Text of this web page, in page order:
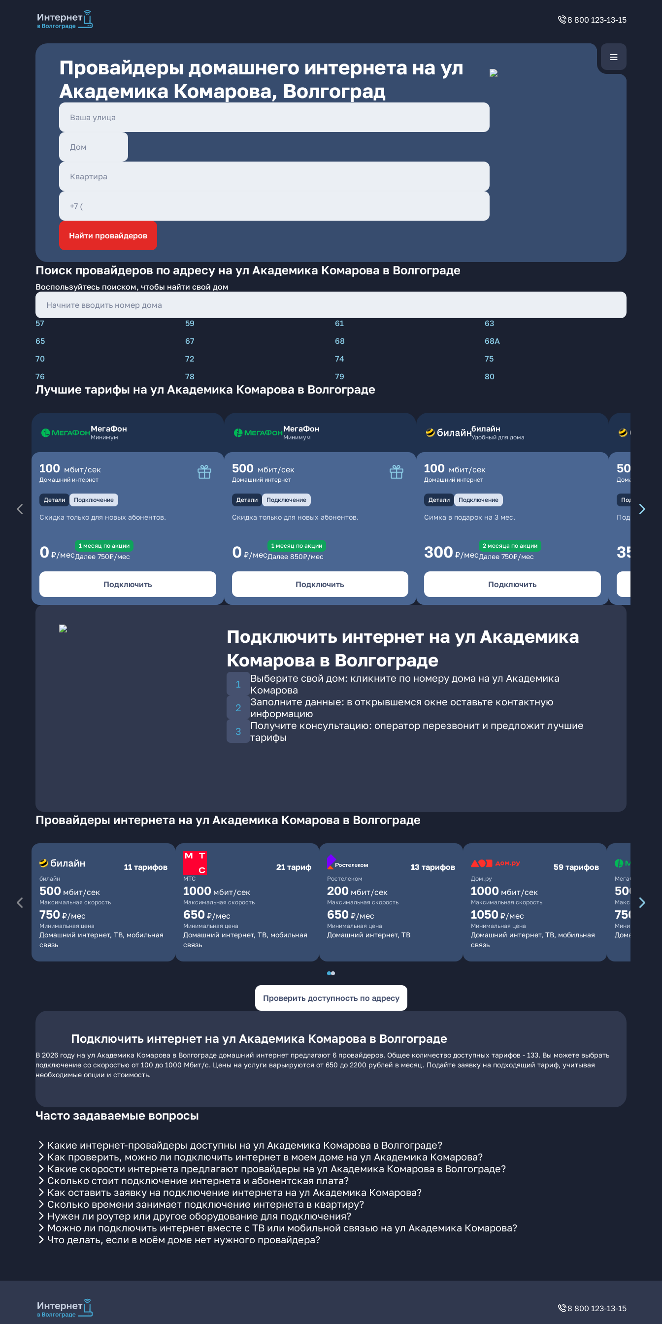
8 800 123-13-15
Провайдеры домашнего интернета на ул
Академика Комарова, Волгоград
Найти провайдеров
Поиск провайдеров по адресу на ул Академика Комарова в Волгограде
Воспользуйтесь поиском, чтобы найти свой дом
57 59 61
63
65
67 68
68А
70
72 74
75
76
78 79 80
Лучшие тарифы на ул Академика Комарова в Волгограде
МегаФон
Минимум
100 мбит/сек
Домашний интернет
Детали Подключение
Скидка только для новых абонентов.
0 ₽/мес
1 месяц по акции
Далее 750₽/мес
Подключить
МегаФон
Минимум
500 мбит/сек
Домашний интернет
Детали Подключение
Скидка только для новых абонентов.
0 ₽/мес
1 месяц по акции
Далее 850₽/мес
Подключить
билайн
Удобный для дома
100 мбит/сек
Домашний интернет
Детали Подключение
Симка в подарок на 3 мес.
300 ₽/мес
2 месяцa по акции
Далее 750₽/мес
Подключить
500
Домашний
Подключение
350
Подключить интернет на ул Академика
Комарова в Волгограде
Выберите свой дом: кликните по номеру дома на ул Академика
Комарова
Заполните данные: в открывшемся окне оставьте контактную
информацию
Получите консультацию: оператор перезвонит и предложит лучшие
тарифы
Провайдеры интернета на ул Академика Комарова в Волгограде
билайн
11 тарифов
500 мбит/сек
Максимальная скорость
750 ₽/мес
Минимальная цена
Домашний интернет, ТВ, мобильная
связь
МТС
21 тариф
1000 мбит/сек
Максимальная скорость
650 ₽/мес
Минимальная цена
Домашний интернет, ТВ, мобильная
связь
Ростелеком
13 тарифов
200 мбит/сек
Максимальная скорость
650 ₽/мес
Минимальная цена
Домашний интернет, ТВ
Дом.ру
59 тарифов
1000 мбит/сек
Максимальная скорость
1050 ₽/мес
Минимальная цена
Домашний интернет, ТВ, мобильная
связь
МегаФон
500
Максимальная
750
Минимальная
Домашний
Проверить доступность по адресу
Подключить интернет на ул Академика Комарова в Волгограде
В 2026 году на ул Академика Комарова в Волгограде домашний интернет предлагают 6 провайдеров. Общее количество доступных тарифов - 133. Вы можете выбрать
подключение со скоростью от 100 до 1000 Мбит/с. Цены на услуги варьируются от 650 до 2200 рублей в месяц. Подайте заявку на подходящий тариф, учитывая
необходимые опции и стоимость.
Часто задаваемые вопросы
Какие интернет-провайдеры доступны на ул Академика Комарова в Волгограде?
Как проверить, можно ли подключить интернет в моем доме на ул Академика Комарова?
Какие скорости интернета предлагают провайдеры на ул Академика Комарова в Волгограде?
Сколько стоит подключение интернета и абонентская плата?
Как оставить заявку на подключение интернета на ул Академика Комарова?
Сколько времени занимает подключение интернета в квартиру?
Нужен ли роутер или другое оборудование для подключения?
Можно ли подключить интернет вместе с ТВ или мобильной связью на ул Академика Комарова?
Что делать, если в моём доме нет нужного провайдера?
8 800 123-13-15